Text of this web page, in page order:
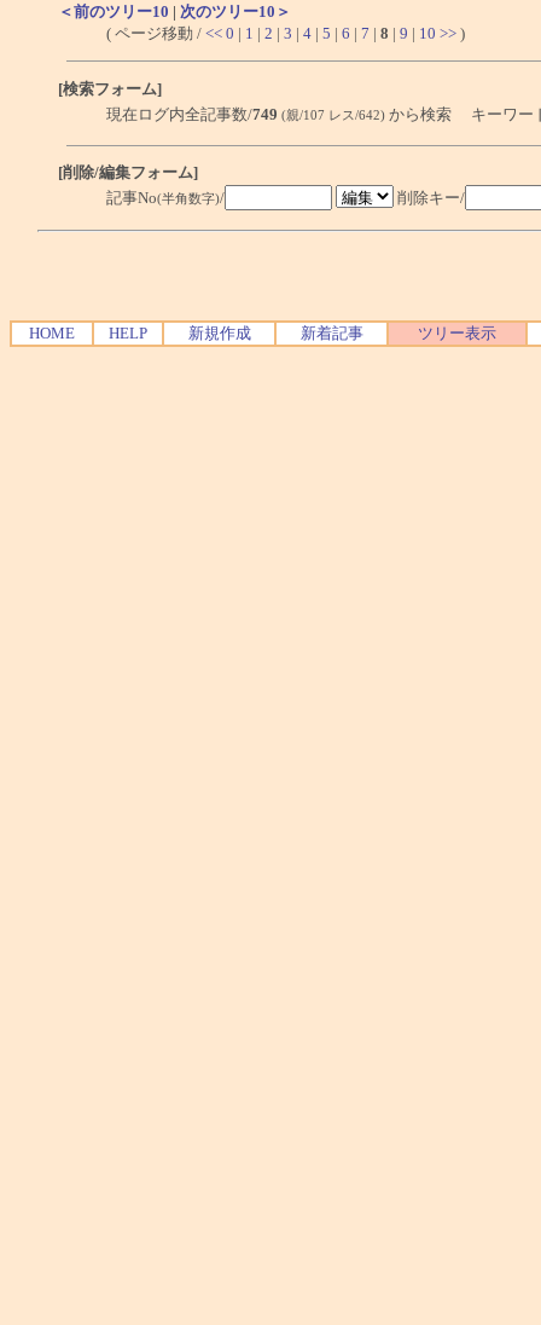
＜前のツリー10 | 次のツリー10＞
( ページ移動 / << 0 | 1 | 2 | 3 | 4 | 5 | 6 | 7 | 8 | 9 | 10 >> )
[検索フォーム]
現在ログ内全記事数/749 (親/107 レス/642) から検索 キーワー
[削除/編集フォーム]
記事No(半角数字)/ 削除キー/
HOME HELP 新規作成 新着記事 ツリー表示